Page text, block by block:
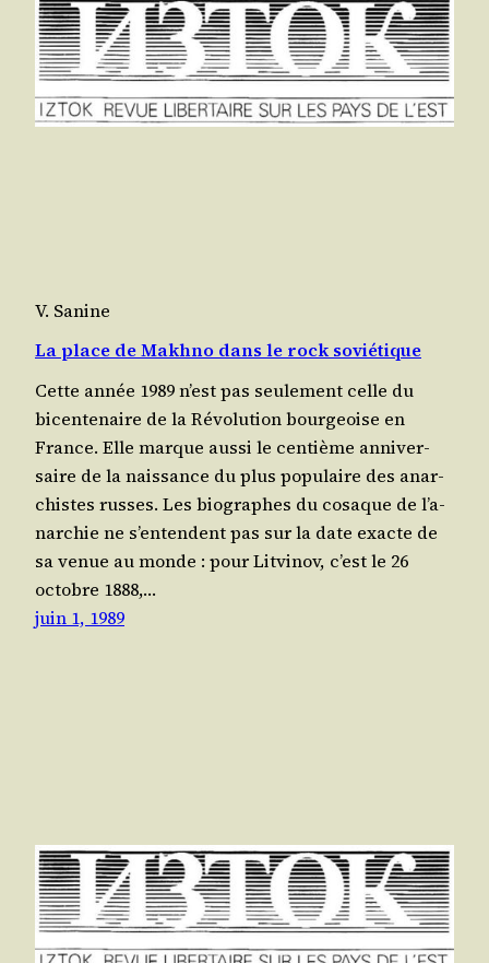
V. Sanine
La place de Makhno dans le rock soviétique
Cette année 1989 n’est pas seule­ment celle du
bicen­te­naire de la Révo­lu­tion bour­geoise en
France. Elle marque aus­si le cen­tième anni­ver­
saire de la nais­sance du plus popu­laire des anar­
chistes russes. Les bio­graphes du cosaque de l’a­
nar­chie ne s’en­tendent pas sur la date exacte de
sa venue au monde : pour Lit­vi­nov, c’est le 26
octobre 1888,…
juin 1, 1989